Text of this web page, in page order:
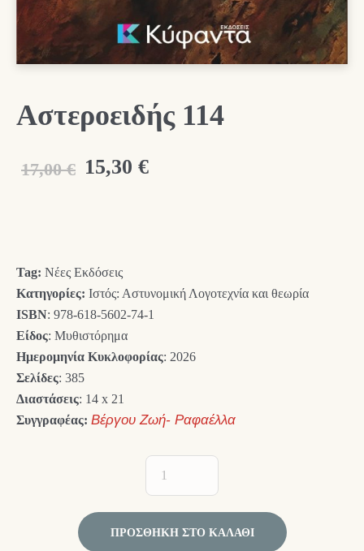
Αστεροειδής 114
17,00 € Original
15,30 €Η
15,30 €.
Tag: Νέες Εκδόσεις
Κατηγορίες: Ιστός: Αστυνομική Λογοτεχνία και θεωρία
ISBN: 978-618-5602-74-1
Είδος: Μυθιστόρημα
Ημερομηνία Κυκλοφορίας: 2026
Σελίδες: 385
Διαστάσεις: 14 x 21
Συγγραφέας: Βέργου Ζωή- Ραφαέλλα
ΠΡΟΣΘΉΚΗ ΣΤΟ ΚΑΛΆΘΙ